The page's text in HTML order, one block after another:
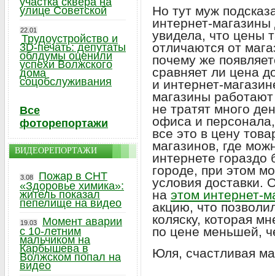
Но тут муж
интернет-магазины
увидела, что цены
отличаются от
почему же
сравняет ли цена
и интернет-
магазины
не тратят много
офиса и
все это в цену
магазинов, где
интернете
городе, при этом
условия доставки.
на этом интернет-
акцию, что
коляску, которая
по цене меньшей,
Юля, счастливая
улице Советской
22.01
Трудоустройство и
3D-печать: депутаты
облдумы оценили
успехи Волжского
дома
соцобслуживания
Все
фоторепортажи
ВИДЕОРЕПОРТАЖИ
3.08
Пожар в СНТ
«Здоровье химика»:
житель показал
пепелище на видео
19.03
Момент аварии
с 10-летним
мальчиком на
Карбышева в
Волжском попал на
видео